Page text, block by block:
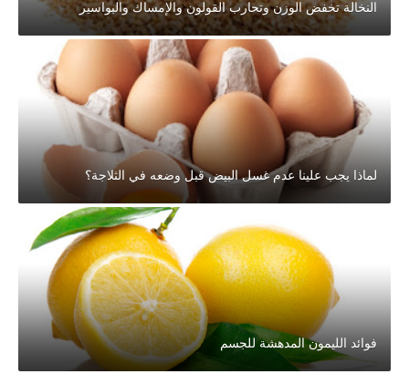
النخالة تخفض الوزن وتحارب القولون والإمساك والبواسير
لماذا يجب علينا عدم غسل البيض قبل وضعه في الثلاجة؟
فوائد الليمون المدهشة للجسم